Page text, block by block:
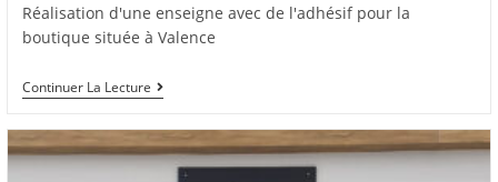
Réalisation d'une enseigne avec de l'adhésif pour la
boutique située à Valence
Continuer La Lecture